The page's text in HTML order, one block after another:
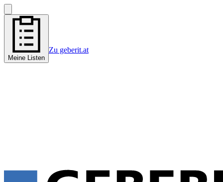
Meine Listen
Zu geberit.at